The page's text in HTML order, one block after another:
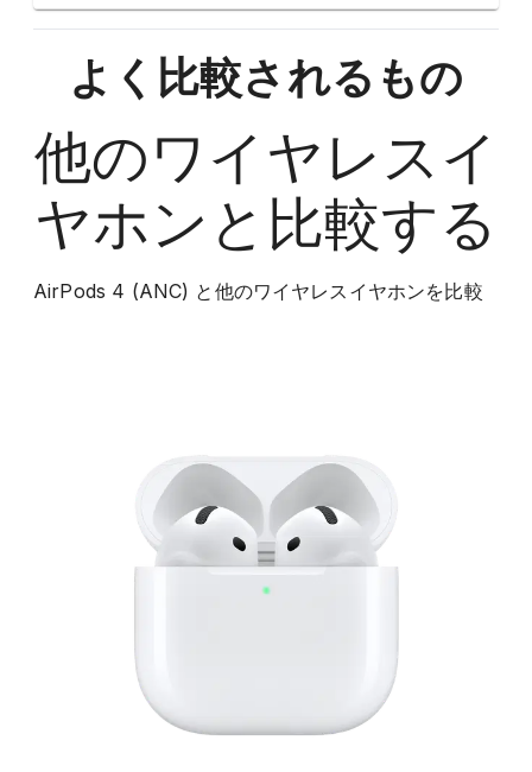
よく比較されるもの
他のワイヤレスイ
ヤホン と比較する
AirPods 4 (ANC) と他のワイヤレスイヤホンを比較